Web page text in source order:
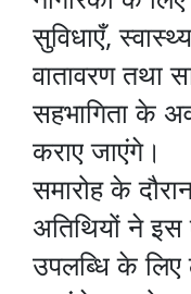
सुविधाएँ,
वातावरण तथा
सहभागिता के
कराए जाएंगे।
समारोह के
अतिथियों ने इस
उपलब्धि के लिए